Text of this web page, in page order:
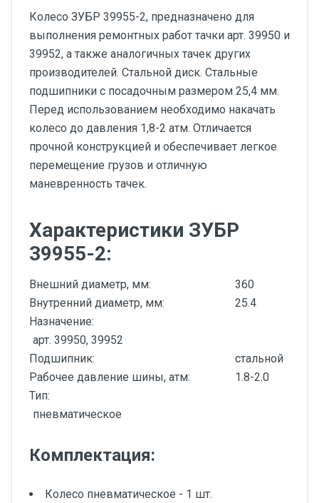
Колесо ЗУБР 39955-2, предназначено для
выполнения ремонтных работ тачки арт. 39950 и
39952, а также аналогичных тачек других
производителей. Стальной диск. Стальные
подшипники с посадочным размером 25,4 мм.
Перед использованием необходимо накачать
колесо до давления 1,8-2 атм. Отличается
прочной конструкцией и обеспечивает легкое
перемещение грузов и отличную
маневренность тачек.
Характеристики ЗУБР
39955-2:
Внешний диаметр, мм:
360
Внутренний диаметр, мм:
25.4
Назначение:
арт. 39950, 39952
Подшипник:
стальной
Рабочее давление шины, атм:
1.8-2.0
Тип:
пневматическое
Комплектация:
Колесо пневматическое - 1 шт.